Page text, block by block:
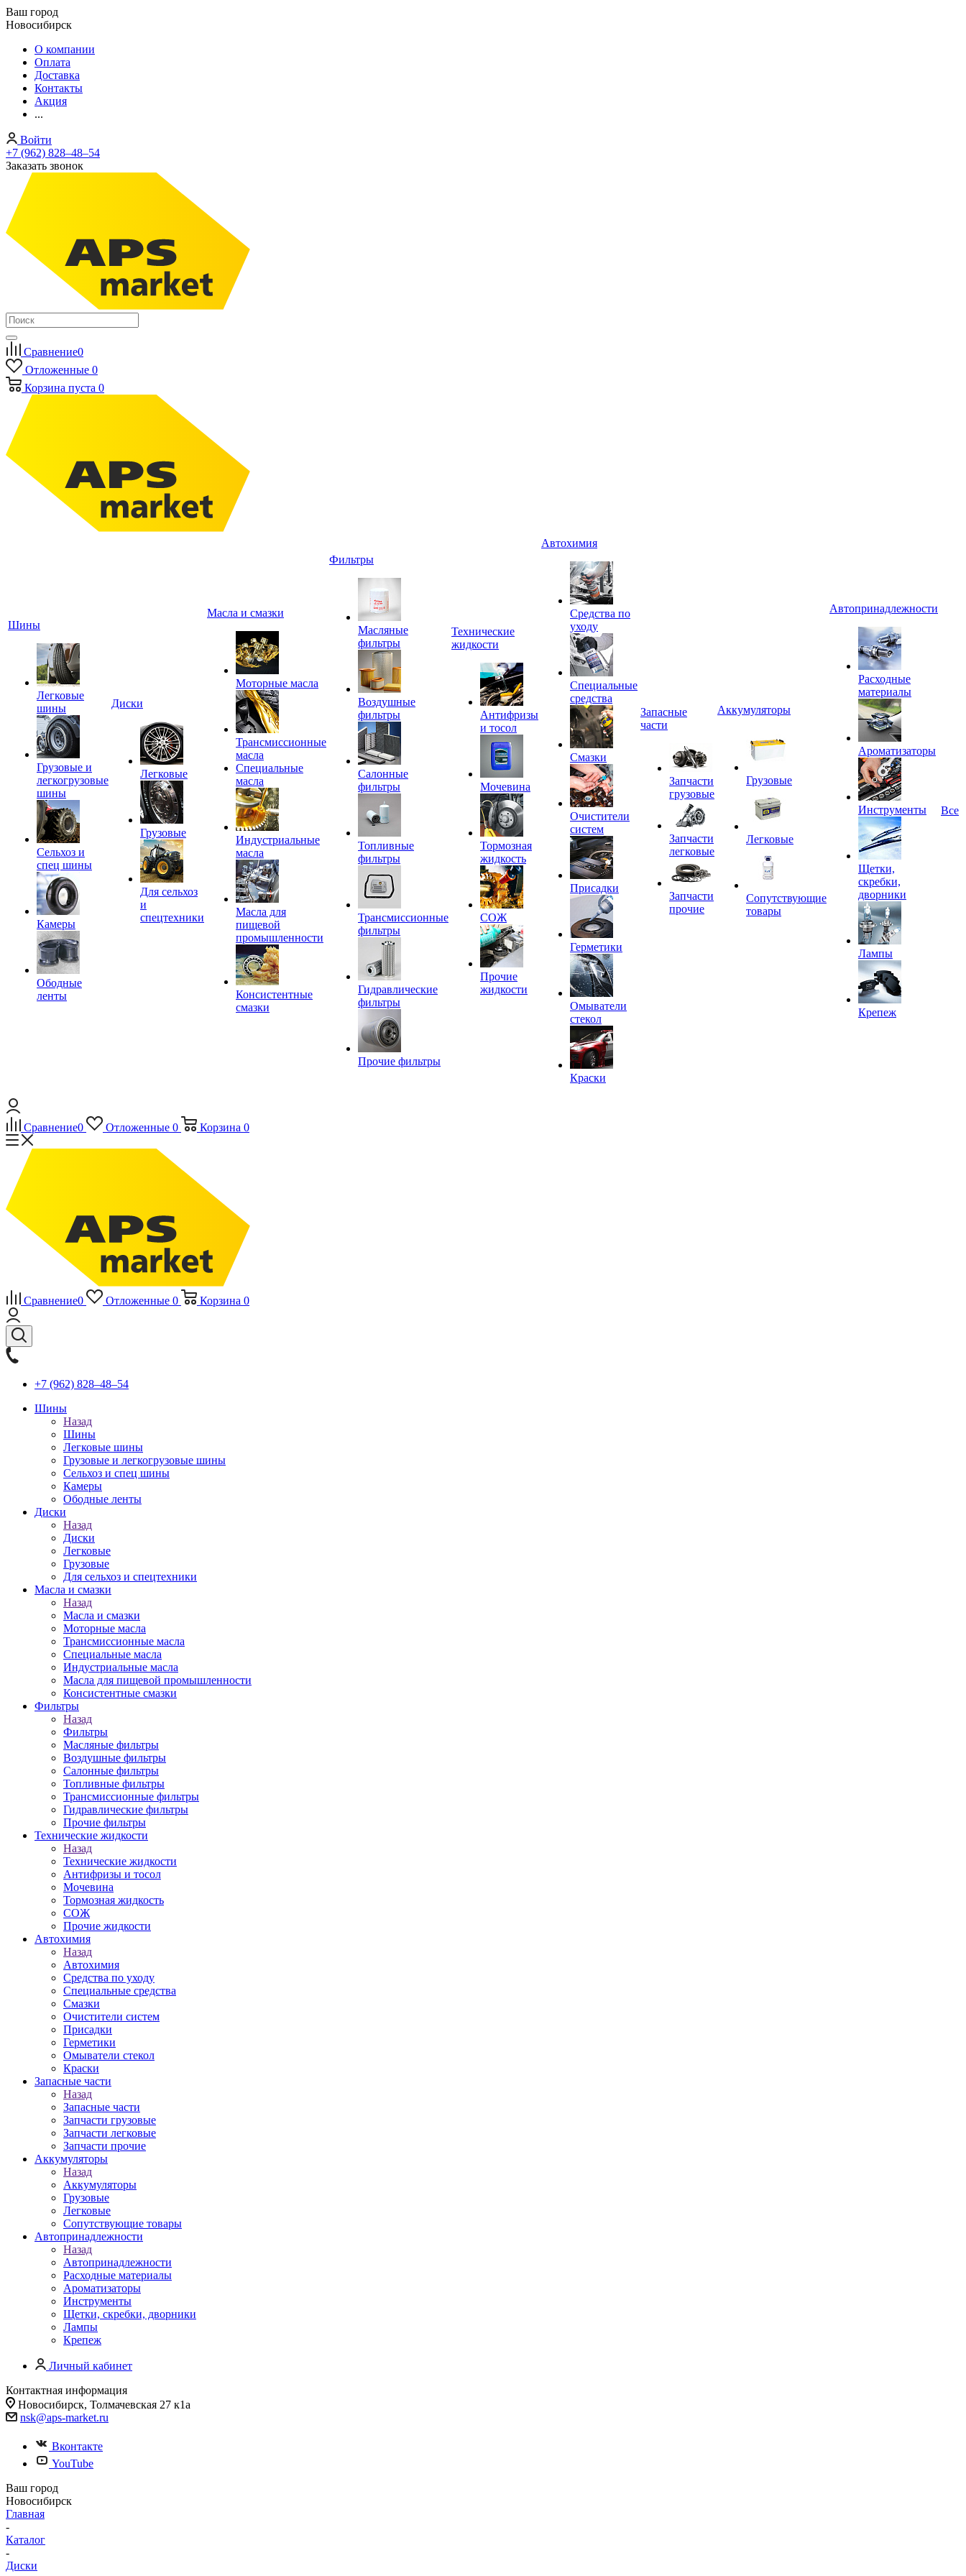
Ваш город
Новосибирск
О компании
Оплата
Доставка
Контакты
Акция
...
Войти
+7 (962) 828‒48‒54
Заказать звонок
Сравнение0
Отложенные 0
Корзина пуста 0
Шины
Легковые
шины
Грузовые и
легкогрузовые
шины
Сельхоз и
спец шины
Камеры
Ободные
ленты
Диски
Легковые
Грузовые
Для сельхоз
и
спецтехники
Масла и смазки
Моторные масла
Трансмиссионные
масла
Специальные
масла
Индустриальные
масла
Масла для
пищевой
промышленности
Консистентные
смазки
Фильтры
Масляные
фильтры
Воздушные
фильтры
Салонные
фильтры
Топливные
фильтры
Трансмиссионные
фильтры
Гидравлические
фильтры
Прочие фильтры
Технические
жидкости
Антифризы
и тосол
Мочевина
Тормозная
жидкость
СОЖ
Прочие
жидкости
Автохимия
Средства по
уходу
Специальные
средства
Смазки
Очистители
систем
Присадки
Герметики
Омыватели
стекол
Краски
Запасные
части
Запчасти
грузовые
Запчасти
легковые
Запчасти
прочие
Аккумуляторы
Грузовые
Легковые
Сопутствующие
товары
Автопринадлежности
Расходные
материалы
Ароматизаторы
Инструменты
Щетки,
скребки,
дворники
Лампы
Крепеж
Все
Сравнение0 Отложенные 0 Корзина 0
Сравнение0 Отложенные 0 Корзина 0
+7 (962) 828‒48‒54
Шины
Назад
Шины
Легковые шины
Грузовые и легкогрузовые шины
Сельхоз и спец шины
Камеры
Ободные ленты
Диски
Назад
Диски
Легковые
Грузовые
Для сельхоз и спецтехники
Масла и смазки
Назад
Масла и смазки
Моторные масла
Трансмиссионные масла
Специальные масла
Индустриальные масла
Масла для пищевой промышленности
Консистентные смазки
Фильтры
Назад
Фильтры
Масляные фильтры
Воздушные фильтры
Салонные фильтры
Топливные фильтры
Трансмиссионные фильтры
Гидравлические фильтры
Прочие фильтры
Технические жидкости
Назад
Технические жидкости
Антифризы и тосол
Мочевина
Тормозная жидкость
СОЖ
Прочие жидкости
Автохимия
Назад
Автохимия
Средства по уходу
Специальные средства
Смазки
Очистители систем
Присадки
Герметики
Омыватели стекол
Краски
Запасные части
Назад
Запасные части
Запчасти грузовые
Запчасти легковые
Запчасти прочие
Аккумуляторы
Назад
Аккумуляторы
Грузовые
Легковые
Сопутствующие товары
Автопринадлежности
Назад
Автопринадлежности
Расходные материалы
Ароматизаторы
Инструменты
Щетки, скребки, дворники
Лампы
Крепеж
Личный кабинет
Контактная информация
Новосибирск, Толмачевская 27 к1а
nsk@aps-market.ru
Вконтакте
YouTube
Ваш город
Новосибирск
Главная
-
Каталог
-
Диски